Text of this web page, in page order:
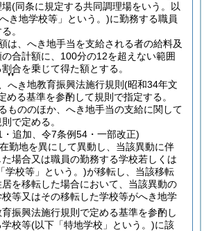
場(同条に規定する共同調理場をいう。以
き地学校等」という。)に勤務する職員
。
は、へき地手当を支給される者の給料及
合計額に、100分の12を超えない範囲
合を乗じて得た額とする。
へき
❜❜
地教育振興法施行規則 (昭和34年文
める基準を参酌して規則で指定する。
もののほか、へき地手当の支給に関して
で定める。
追加、令7条例54・一部改正)
勤地を異にして異動し、当該異動に伴
場合又は職員の勤務する学校若しくは
学校等」という。)が移転し、当該移転
を移転した場合において、当該異動の
等又はその移転した学校等がへき地学
振興法施行規則で定める基準を参酌し
校等(以下「特地学校」という。)に該